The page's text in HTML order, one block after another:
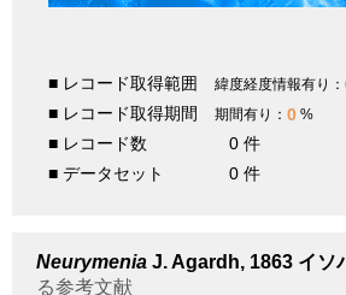
■ レコード取得範囲 緯度経度情報有り：
■ レコード取得期間 期間有り： 0 %
■ レコード数
0 件
■ データセット
0 件
Neurymenia J. Agardh, 1863 イソ
る参考文献